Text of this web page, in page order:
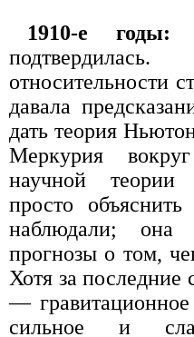
1910-е годы:
относительности
давала
дать теория
Меркурия
научной теории
просто
наблюдали;
прогнозы о том,
Хотя за последние
— гравитационное
сильное и